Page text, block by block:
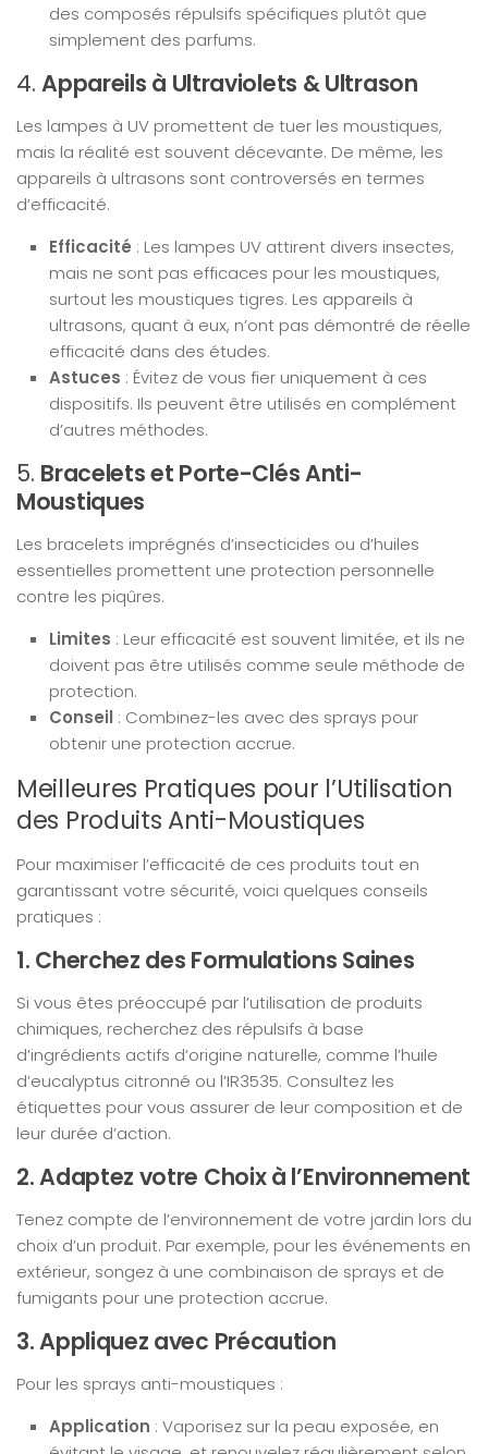
des composés répulsifs spécifiques plutôt que
simplement des parfums.
4.Appareils à Ultraviolets & Ultrason
Les lampes à UV promettent de tuer les moustiques,
mais la réalité est souvent décevante. De même, les
appareils à ultrasons sont controversés en termes
d’efficacité.
Efficacité : Les lampes UV attirent divers insectes,
mais ne sont pas efficaces pour les moustiques,
surtout les moustiques tigres. Les appareils à
ultrasons, quant à eux, n’ont pas démontré de réelle
efficacité dans des études.
Astuces : Évitez de vous fier uniquement à ces
dispositifs. Ils peuvent être utilisés en complément
d’autres méthodes.
5. Bracelets et Porte-Clés Anti-
Moustiques
Les bracelets imprégnés d’insecticides ou d’huiles
essentielles promettent une protection personnelle
contre les piqûres.
Limites : Leur efficacité est souvent limitée, et ils ne
doivent pas être utilisés comme seule méthode de
protection.
Conseil : Combinez-les avec des sprays pour
obtenir une protection accrue.
Meilleures Pratiques pour l’Utilisation
des Produits Anti-Moustiques
Pour maximiser l’efficacité de ces produits tout en
garantissant votre sécurité, voici quelques conseils
pratiques :
1. Cherchez des Formulations Saines
Si vous êtes préoccupé par l’utilisation de produits
chimiques, recherchez des répulsifs à base
d’ingrédients actifs d’origine naturelle, comme l’huile
d’eucalyptus citronné ou l’IR3535. Consultez les
étiquettes pour vous assurer de leur composition et de
leur durée d’action.
2. Adaptez votre Choix à l’Environnement
Tenez compte de l’environnement de votre jardin lors du
choix d’un produit. Par exemple, pour les événements en
extérieur, songez à une combinaison de sprays et de
fumigants pour une protection accrue.
3. Appliquez avec Précaution
Pour les sprays anti-moustiques :
Application : Vaporisez sur la peau exposée, en